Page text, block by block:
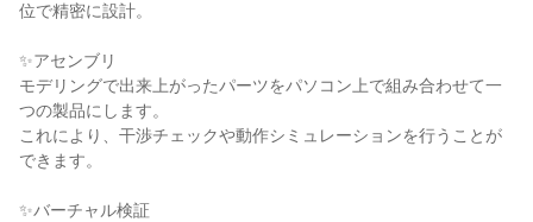
位で精密に設計。
✨アセンブリ
モデリングで出来上がったパーツをパソコン上で組み合わせて一
つの製品にします。
これにより、干渉チェックや動作シミュレーションを行うことが
できます。
✨バーチャル検証